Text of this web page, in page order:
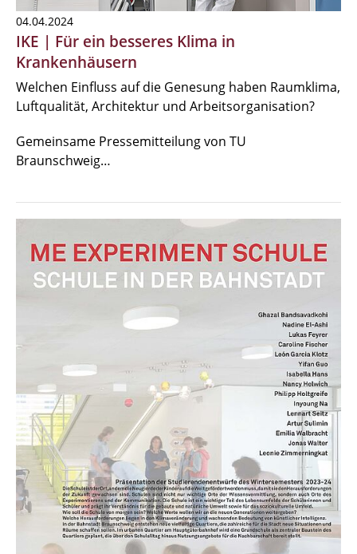
04.04.2024
IKE | Für ein besseres Klima in
Krankenhäusern
Welchen Einfluss auf die Genesung haben Raumklima,
Luftqualität, Architektur und Arbeitsorganisation?
Gemeinsame Pressemitteilung von TU
Braunschweig…